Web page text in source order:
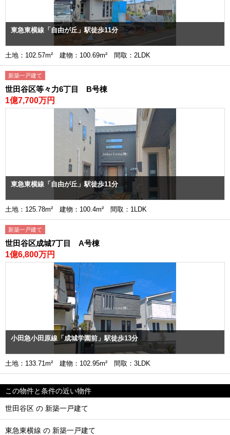
東急東横線「自由が丘」駅徒歩11分
土地：102.57m² 建物：100.69m² 間取：2LDK
新築一戸建て
世田谷区等々力6丁目 B号棟
1億7,700万円
東急東横線「自由が丘」駅徒歩11分
土地：125.78m² 建物：100.4m² 間取：1LDK
新築一戸建て
世田谷区成城7丁目 A号棟
1億6,800万円
小田急小田原線「成城学園前」駅徒歩13分
土地：133.71m² 建物：102.95m² 間取：3LDK
この物件と条件の近い物件
世田谷区 の 新築一戸建て
東急東横線 の 新築一戸建て